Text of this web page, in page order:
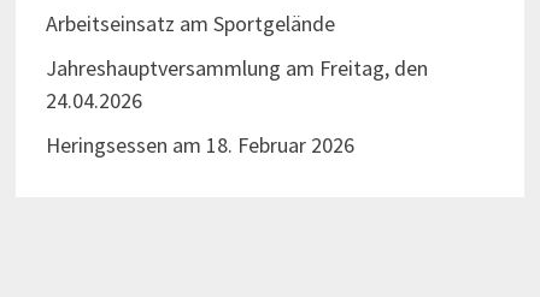
Arbeitseinsatz am Sportgelände
Jahreshauptversammlung am Freitag, den
24.04.2026
Heringsessen am 18. Februar 2026